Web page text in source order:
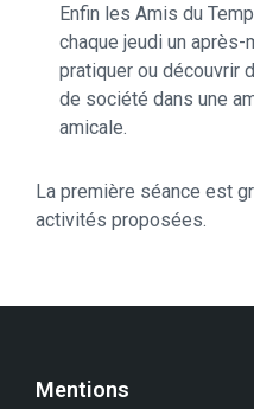
Enfin les Amis du
chaque jeudi un
pratiquer ou découvrir
de société dans une
amicale.
La première séance est
activités proposées.
Mentions